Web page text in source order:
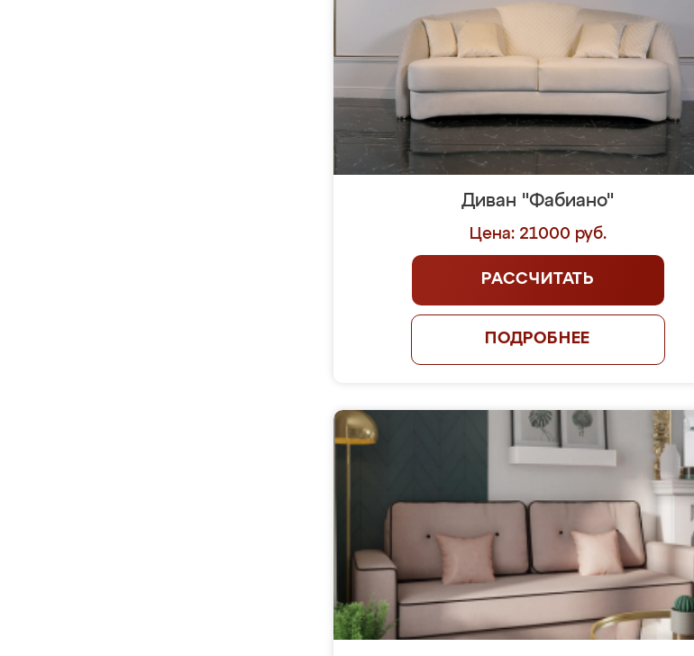
Диван "Фабиано"
Цена: 21000 руб.
РАССЧИТАТЬ
ПОДРОБНЕЕ